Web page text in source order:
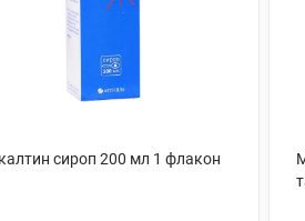
сироп 200 мл 1 флакон